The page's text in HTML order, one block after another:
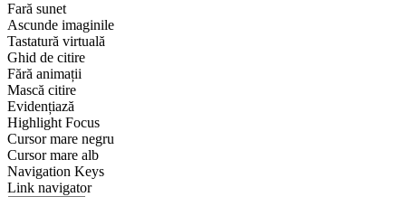
Fară sunet
Ascunde imaginile
Tastatură virtuală
Ghid de citire
Fără animații
Mască citire
Evidențiază
Highlight Focus
Cursor mare negru
Cursor mare alb
Navigation Keys
Link navigator